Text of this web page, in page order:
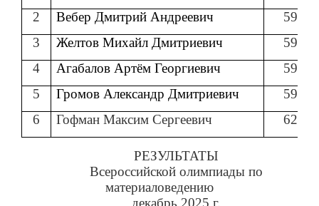
2
Вебер Дмитрий Андреевич
59
3
Желтов Михайл Дмитриевич
59
4
Агабалов Артём Георгиевич
59
5
Громов Александр Дмитриевич
59
6
Гофман Максим Сергеевич 62
РЕЗУЛЬТАТЫ
Всероссийской олимпиады по
материаловедению